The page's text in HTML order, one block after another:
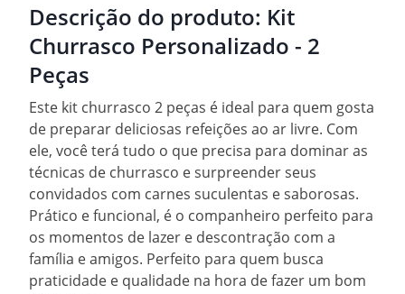
Descrição do produto: Kit
Churrasco Personalizado - 2
Peças
Este kit churrasco 2 peças é ideal para quem gosta
de preparar deliciosas refeições ao ar livre. Com
ele, você terá tudo o que precisa para dominar as
técnicas de churrasco e surpreender seus
convidados com carnes suculentas e saborosas.
Prático e funcional, é o companheiro perfeito para
os momentos de lazer e descontração com a
família e amigos. Perfeito para quem busca
praticidade e qualidade na hora de fazer um bom